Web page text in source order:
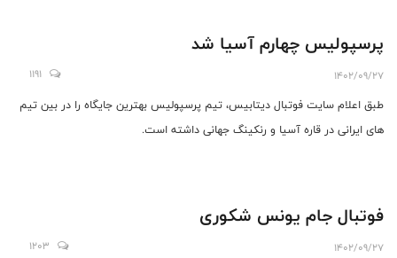
پرسپولیس چهارم آسیا شد
1402/09/27
1191
طبق اعلام سایت فوتبال دیتابیس، تیم پرسپولیس بهترین جایگاه را در بین تیم
های ایرانی در قاره آسیا و رنکینگ جهانی داشته است.
فوتبال جام یونس شکوری
1402/09/27
1203